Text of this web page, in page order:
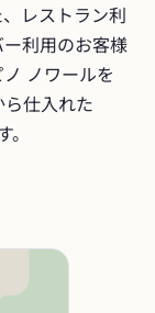
レストラン利
利用のお客様
ノワールを
仕入れた